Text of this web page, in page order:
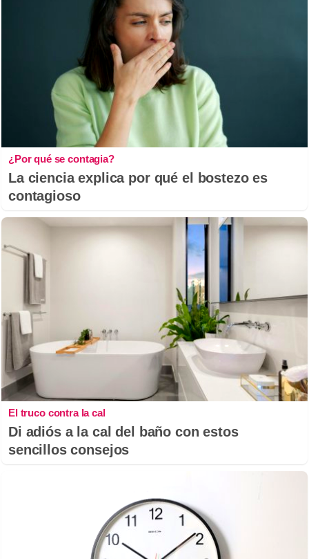
¿Por qué se contagia?
La ciencia explica por qué el bostezo es
contagioso
El truco contra la cal
Di adiós a la cal del baño con estos
sencillos consejos